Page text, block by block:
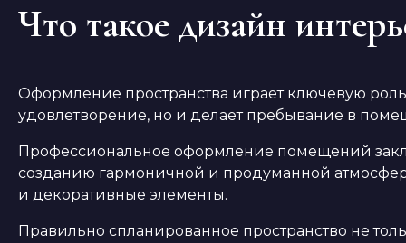
Что такое дизайн
Оформление пространства играет ключевую
удовлетворение, но и делает пребывание в
Профессиональное оформление помещений
созданию гармоничной и продуманной
и декоративные элементы.
Правильно спланированное пространство не